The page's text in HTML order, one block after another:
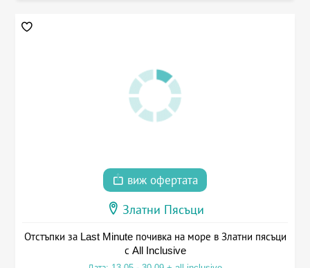
виж офертата
Златни Пясъци
Отстъпки за Last Minute почивка на море в Златни пясъци
с All Inclusive